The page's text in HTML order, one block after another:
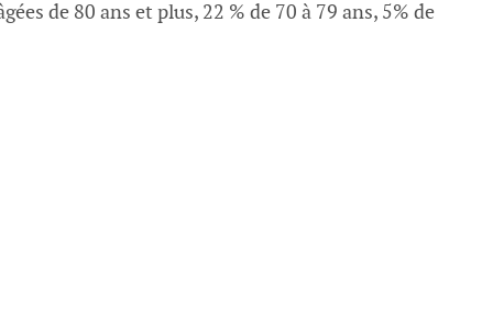
de 80 ans et plus, 22 % de 70 à 79 ans, 5% de